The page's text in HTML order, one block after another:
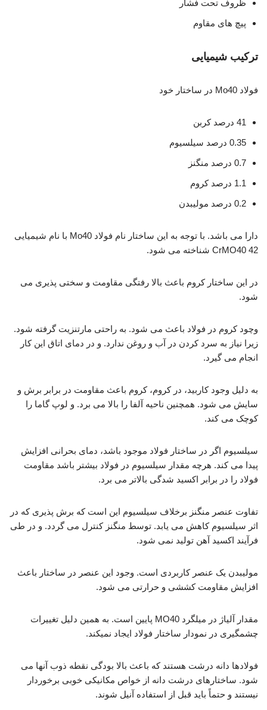
ظروف تحت فشار
پیچ های مقاوم
ترکیب شیمیایی
فولاد Mo40 در ساختار خود
41 درصد کربن
0.35 درصد سیلسیوم
0.7 درصد منگنز
1.1 درصد کروم
0.2 درصد مولیبدن
دارا می باشد. با توجه به این ساختار نام فولاد Mo40 با نام شیمیایی
CrMO40 42 شناخته می شود.
در این ساختار کروم باعث بالا رفتگی مقاومت و سختی پذیری می
شود.
وچود کروم در فولاد باعث می شود. به راحتی مارتنزیت گرفته شود.
زیرا نیاز به سرد کردن در آب و روغن ندارد. و در دمای اتاق این کار
انجام می گیرد.
به دلیل وجود کاربید، در کروم، کروم باعث مقاومت در برابر برش و
سایش می شود. همچنین ناحیه آلفا را بالا می برد. و لوپ گاما را
کوچک می کند.
سیلسیوم اگر در ساختار فولاد موجود باشد، دمای بحرانی افزایش
پیدا می کند. هرچه مقدار سیلسیوم در فولاد بیشتر باشد مقاومت
فولاد را در برابر اکسید شدگی بالاتر می برد.
تفاوت عنصر منگنز برخلاف سیلسیوم این است که برش پذیری که در
اثر سیلسیوم کاهش می یابد. توسط منگنز کنترل می گردد. و در طی
فرآیند اکسید آهن تولید نمی شود.
مولیبدن یک عنصر کاربردی است. وجود این عنصر در ساختار باعث
افزایش مقاومت کششی و حرارتی می شود.
مقدار آلیاژ در میلگرد MO40 پایین است. به همین دلیل تغییرات
چشمگیری در نمودار ساختار فولاد ایجاد نمیکند.
فولادها دانه درشت هستند که باعث بالا بودگی نقطه ذوب آنها می
شود. ساختارهای درشت دانه از خواص مکانیکی خوبی برخوردار
نیستند و حتماً باید قبل از استفاده آنیل شوند.